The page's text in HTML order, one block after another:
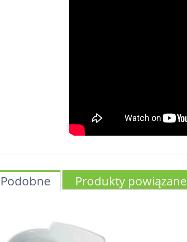
Podobne Produkty powiązane